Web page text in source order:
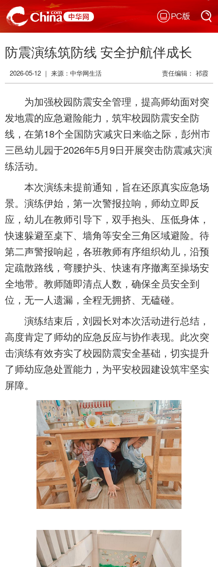
搜索
搜索
PC版
防震演练筑防线 安全护航伴成长
2026-05-12 ｜ 来源： 中华网生活 责任编辑： 祁霞
为加强校园防震安全管理，提高师幼面对突
发地震的应急避险能力，筑牢校园防震安全防
线，在第18个全国防灾减灾日来临之际，彭州市
三邑幼儿园于2026年5月9日开展突击防震减灾演
练活动。
本次演练未提前通知，旨在还原真实应急场
景。演练伊始，第一次警报拉响，师幼立即反
应，幼儿在教师引导下，双手抱头、压低身体，
快速躲避至桌下、墙角等安全三角区域避险。待
第二声警报响起，各班教师有序组织幼儿，沿预
定疏散路线，弯腰护头、快速有序撤离至操场安
全地带。教师随即清点人数，确保全员安全到
位，无一人遗漏，全程无拥挤、无磕碰。
演练结束后，刘园长对本次活动进行总结，
高度肯定了师幼的应急反应与协作表现。此次突
击演练有效夯实了校园防震安全基础，切实提升
了师幼应急处置能力，为平安校园建设筑牢坚实
屏障。